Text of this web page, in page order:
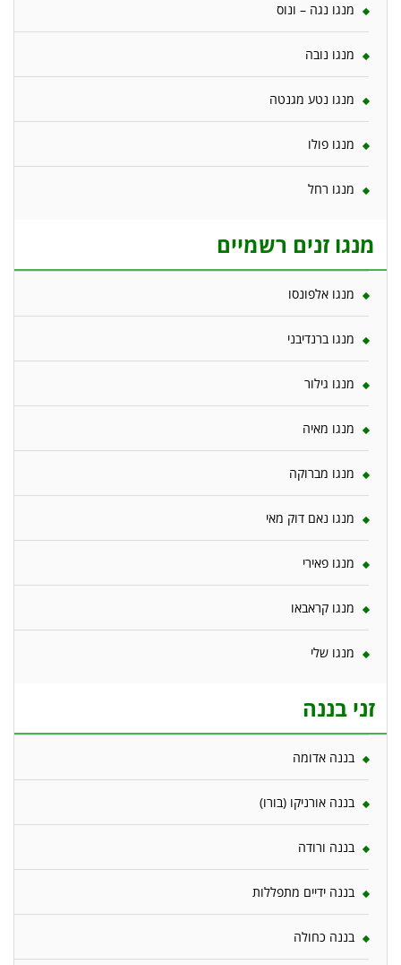
מנגו נגה – ונוס
מנגו נובה
מנגו נטע מגנטה
מנגו פולו
מנגו רחל
מנגו זנים רשמיים
מנגו אלפונסו
מנגו ברנדיבני
מנגו גילור
מנגו מאיה
מנגו מברוקה
מנגו נאם דוק מאי
מנגו פאירי
מנגו קראבאו
מנגו שלי
זני בננה
בננה אדומה
בננה אורניקו (בורו)
בננה ורודה
בננה ידיים מתפללות
בננה כחולה